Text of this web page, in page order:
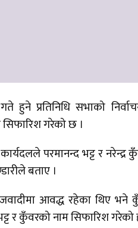
हुने प्रतिनिधि सभाको
गरेको छ ।
परमानन्द भट्ट र
बताए ।
आवद्ध रहेका थिए भने
र कुँवरको नाम सिफारिश गरेको